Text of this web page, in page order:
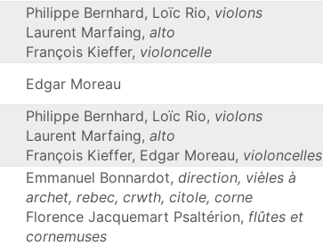
Philippe Bernhard, Loïc Rio, violons
Laurent Marfaing, alto
François Kieffer, violoncelle
Edgar Moreau
Philippe Bernhard, Loïc Rio, violons
Laurent Marfaing, alto
François Kieffer, Edgar Moreau, violoncelles
Emmanuel Bonnardot, direction, vièles à
archet, rebec, crwth, citole, corne
Florence Jacquemart Psaltérion, flûtes et
cornemuses